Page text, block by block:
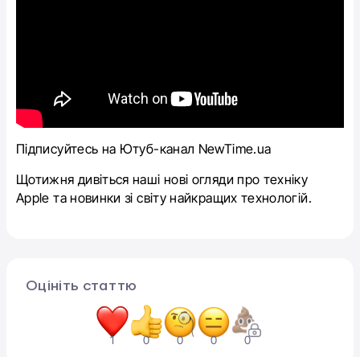
Підписуйтесь на Ютуб-канал NewTime.ua
Щотижня дивіться наші нові огляди про техніку
Apple та новинки зі світу найкращих технологій.
Оцініть статтю
1 0 0 0 0